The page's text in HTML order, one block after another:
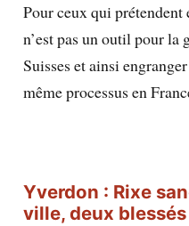
Pour ceux qui
n’est pas un outil pour la
Suisses et ainsi
même processus en
Yverdon : Rixe
ville, deux blessés